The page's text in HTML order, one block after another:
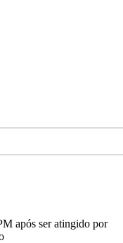
após ser atingido por